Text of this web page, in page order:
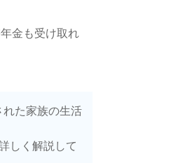
金も受け取れ
れた家族の生活
しく解説して